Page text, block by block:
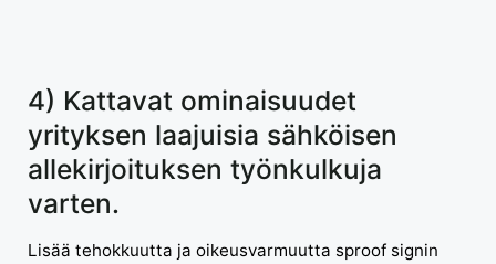
4) Kattavat ominaisuudet
yrityksen laajuisia sähköisen
allekirjoituksen työnkulkuja
varten.
Lisää tehokkuutta ja oikeusvarmuutta sproof signin